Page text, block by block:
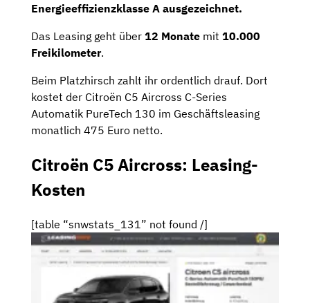
Energieeffizienzklasse A ausgezeichnet.
Das Leasing geht über 12 Monate mit 10.000
Freikilometer.
Beim Platzhirsch zahlt ihr ordentlich drauf. Dort
kostet der Citroën C5 Aircross C-Series
Automatik PureTech 130 im Geschäftsleasing
monatlich 475 Euro netto.
Citroën C5 Aircross: Leasing-
Kosten
[table “snwstats_131” not found /]